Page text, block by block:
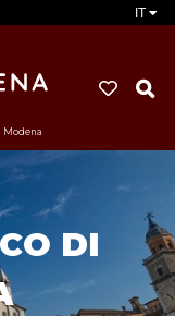
IT
Modena
DI